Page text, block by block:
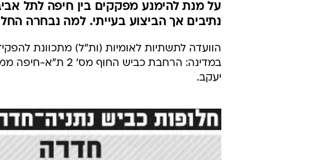
נתיבים אך הביצוע בעייתי. למה נבחרה
הוועדה לתשתיות לאומיות (ות"ל) מתכוונת
במדינה: הרחבת
יעקב.